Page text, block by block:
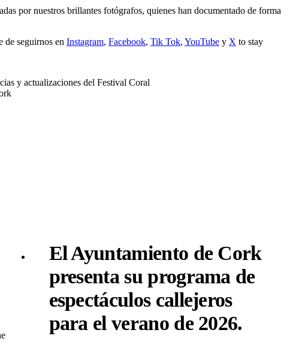
por nuestros brillantes fotógrafos, quienes han documentado de forma
de seguirnos en Instagram, Facebook, Tik Tok, YouTube y X to stay
y actualizaciones del Festival Coral
El Ayuntamiento de Cork
presenta su programa de
espectáculos callejeros
para el verano de 2026.